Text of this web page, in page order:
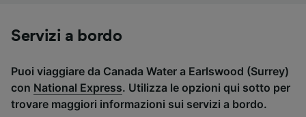
Servizi a bordo
Puoi viaggiare da Canada Water a Earlswood (Surrey)
con National Express. Utilizza le opzioni qui sotto per
trovare maggiori informazioni sui servizi a bordo.